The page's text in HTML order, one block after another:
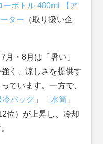
ーボトル 480ml 【ア
ター （取り扱い企
月・8月は「暑い」
く、涼しさを提供す
ています。一方で、
冷バッグ 」「 水筒 」
位）が上昇し、冷却